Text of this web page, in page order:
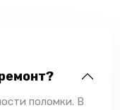
поломки. В